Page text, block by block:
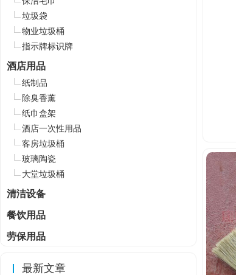
垃圾袋
物业垃圾桶
指示牌标识牌
酒店用品
纸制品
除臭香薰
纸巾盒架
酒店一次性用品
客房垃圾桶
玻璃陶瓷
大堂垃圾桶
清洁设备
餐饮用品
劳保用品
最新文章